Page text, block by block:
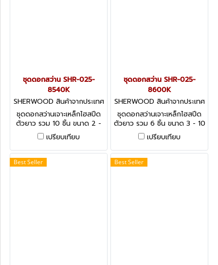
ชุดดอกสว่าน SHR-025-
8540K
SHERWOOD สินค้าจากประเทศ
อังกฤษ-1
ชุดดอกสว่านเจาะเหล็กไฮสปีด
ตัวยาว รวม 10 ชิ้น ขนาด 2 -
10 มม. HSS Long Series Drill
Set - 10 Pieces
เปรียบเทียบ
ชุดดอกสว่าน SHR-025-
8600K
SHERWOOD สินค้าจากประเทศ
อังกฤษ-1
ชุดดอกสว่านเจาะเหล็กไฮสปีด
ตัวยาว รวม 6 ชิ้น ขนาด 3 - 10
มม. HSS Extra Length Drill
Set - 6 Pieces
เปรียบเทียบ
Best Seller Best Seller